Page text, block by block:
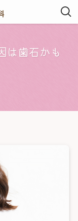
は歯石かも